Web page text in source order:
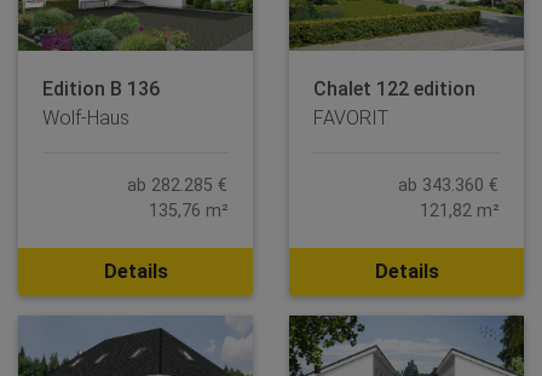
Edition B 136
Wolf-Haus
ab 282.285 €
135,76 m²
Details
Chalet 122 edition
FAVORIT
ab 343.360 €
121,82 m²
Details